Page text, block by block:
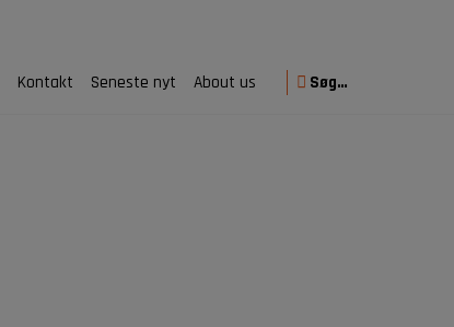
Kontakt Seneste nyt About us Søg…